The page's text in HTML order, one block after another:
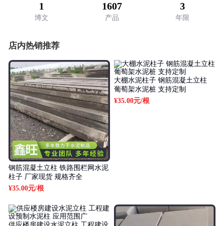
1
博文
1607
产品
3
年限
店内热销推荐
钢筋混凝土立柱 铁路围栏网水泥
柱子 厂家现货 规格齐全
¥35.00元/根
大棚水泥柱子 钢筋混凝土立柱
葡萄架水泥桩 支持定制
¥35.00元/根